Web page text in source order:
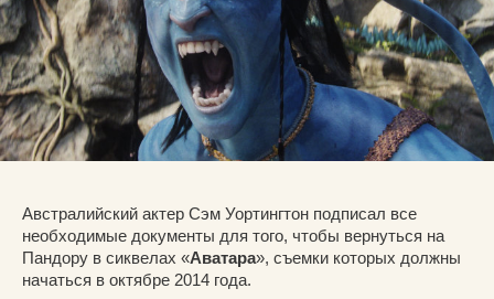
Австралийский актер Сэм Уортингтон подписал все
необходимые документы для того, чтобы вернуться на
Пандору в сиквелах «Аватара», съемки которых должны
начаться в октябре 2014 года.